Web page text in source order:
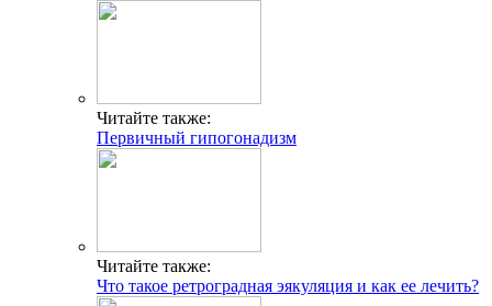
Читайте также:
Первичный гипогонадизм
Читайте также:
Что такое ретроградная эякуляция и как ее лечить?